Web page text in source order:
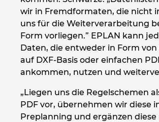
wir in Fremdformaten, die nicht
uns für die Weiterverarbeitung
Form vorliegen.” EPLAN kann
Daten, die entweder in Form von
auf DXF-Basis oder einfachen
ankommen, nutzen und
„Liegen uns die Regelschemen
PDF vor, übernehmen wir diese
Preplanning und ergänzen diese